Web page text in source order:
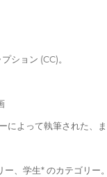
ション (CC)。
によって執筆された、ま
、学生* のカテゴリー。